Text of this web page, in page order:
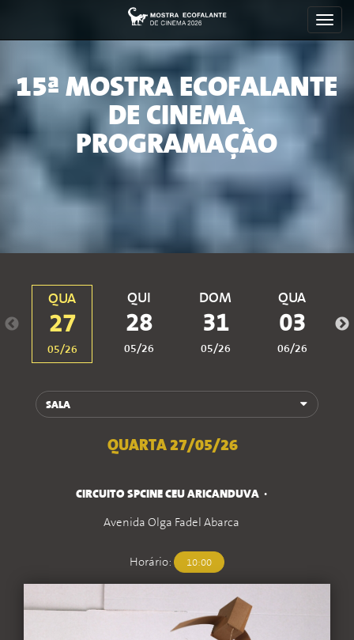
15ª MOSTRA ECOFALANTE
DE CINEMA
PROGRAMAÇÃO
QUA
27
05/26
QUI
28
05/26
DOM
31
05/26
QUA
03
06/26
QUARTA 27/05/26
CIRCUITO SPCINE CEU ARICANDUVA
Avenida Olga Fadel Abarca
Horário: 10:00